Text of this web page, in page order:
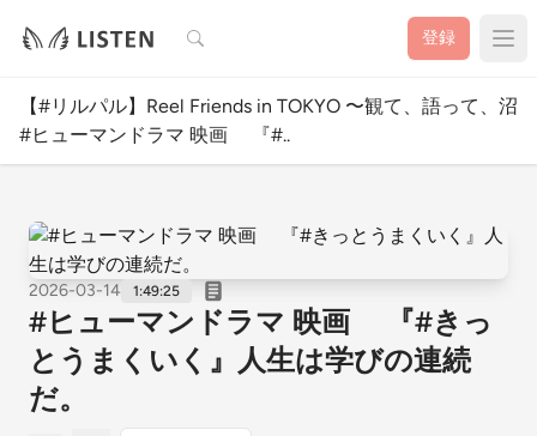
検索 登録
【#リルパル】Reel Friends in TOKYO 〜観て、語って、
#ヒューマンドラマ 映画 『#..
2026-03-14 1:49:25
#ヒューマンドラマ 映画 『#きっ
とうまくいく』人生は学びの連続
だ。